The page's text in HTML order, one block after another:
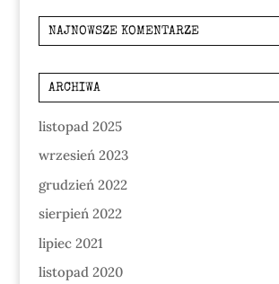
NAJNOWSZE KOMENTARZE
ARCHIWA
listopad 2025
wrzesień 2023
grudzień 2022
sierpień 2022
lipiec 2021
listopad 2020